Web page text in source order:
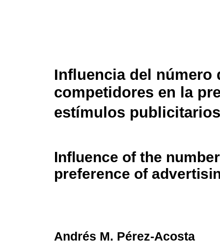
Influencia del número
competidores en la
estímulos publicitarios
Influence of the
preference of
Andrés M. Pérez-Acosta